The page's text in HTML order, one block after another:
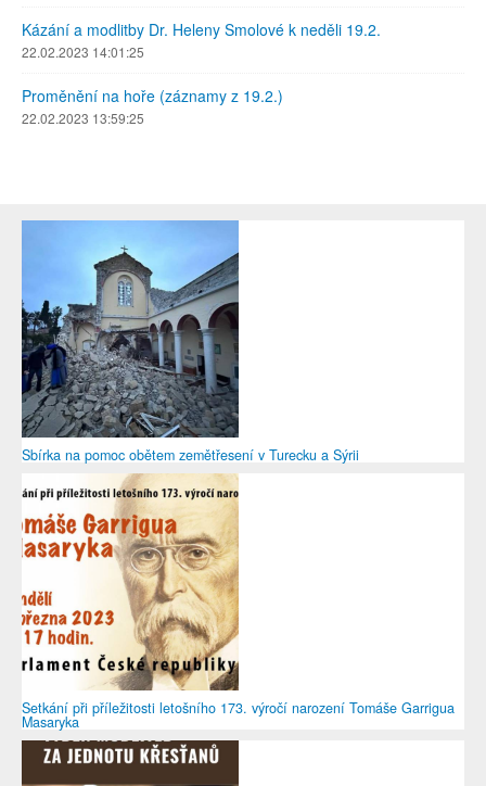
Kázání a modlitby Dr. Heleny Smolové k neděli 19.2.
22.02.2023 14:01:25
Proměnění na hoře (záznamy z 19.2.)
22.02.2023 13:59:25
Sbírka na pomoc obětem zemětřesení v Turecku a Sýrii
Setkání při příležitosti letošního 173. výročí narození Tomáše Garrigua
Masaryka